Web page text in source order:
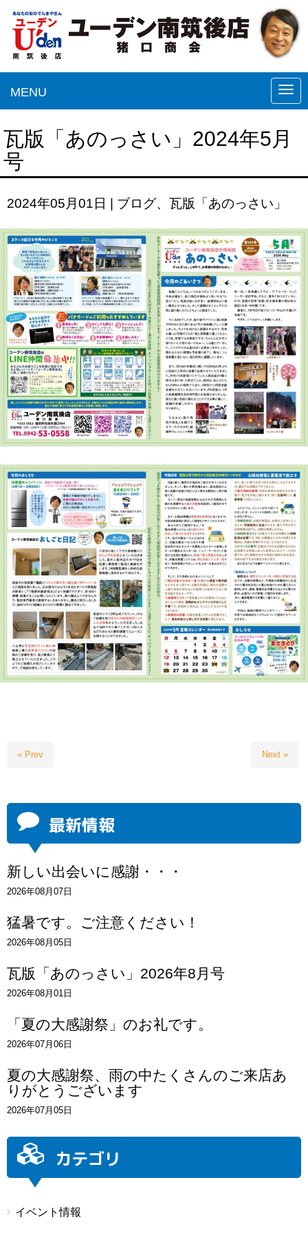
N
a
v
i
i
o
n
MENU
瓦版「あのっさい」2024年5月
号
2024年05月01日 ブログ、 瓦版「あのっさい」
« Prev Next »
最新情報
新しい出会いに感謝・・・
2026年08月07日
猛暑です。ご注意ください！
2026年08月05日
瓦版「あのっさい」2026年8月号
2026年08月01日
「夏の大感謝祭」のお礼です。
2026年07月06日
夏の大感謝祭、雨の中たくさんのご来店あ
りがとうございます
2026年07月05日
カテゴリ
イベント情報